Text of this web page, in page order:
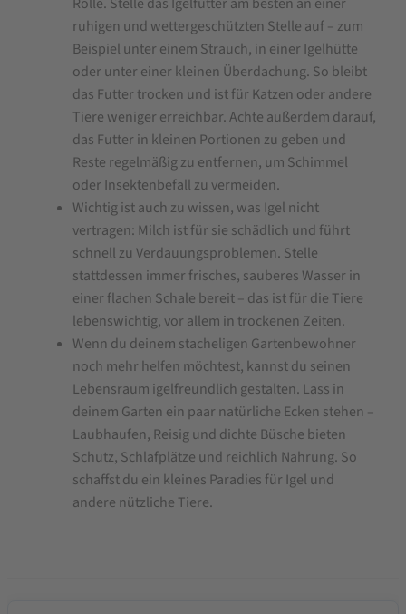
ruhigen und wettergeschützten Stelle auf – zum
Beispiel unter einem Strauch, in einer Igelhütte
oder unter einer kleinen Überdachung. So bleibt
das Futter trocken und ist für Katzen oder andere
Tiere weniger erreichbar. Achte außerdem darauf,
das Futter in kleinen Portionen zu geben und
Reste regelmäßig zu entfernen, um Schimmel
oder Insektenbefall zu vermeiden.
Wichtig ist auch zu wissen, was Igel nicht
vertragen: Milch ist für sie schädlich und führt
schnell zu Verdauungsproblemen. Stelle
stattdessen immer frisches, sauberes Wasser in
einer flachen Schale bereit – das ist für die Tiere
lebenswichtig, vor allem in trockenen Zeiten.
Wenn du deinem stacheligen Gartenbewohner
noch mehr helfen möchtest, kannst du seinen
Lebensraum igelfreundlich gestalten. Lass in
deinem Garten ein paar natürliche Ecken stehen –
Laubhaufen, Reisig und dichte Büsche bieten
Schutz, Schlafplätze und reichlich Nahrung. So
schaffst du ein kleines Paradies für Igel und
andere nützliche Tiere.